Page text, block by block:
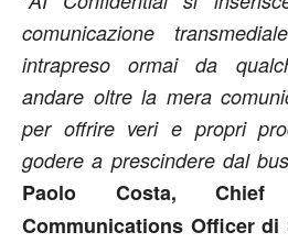
comunicazione
intrapreso ormai da
andare oltre la mera
per offrire veri e propri
godere a prescindere dal
Paolo Costa, Chief
Communications Officer di